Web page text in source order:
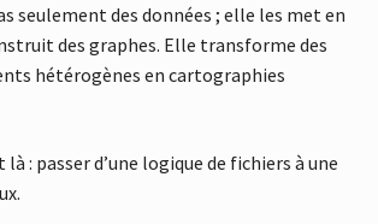
seulement des données ; elle les met en
des graphes. Elle transforme des
hétérogènes en cartographies
: passer d’une logique de fichiers à une